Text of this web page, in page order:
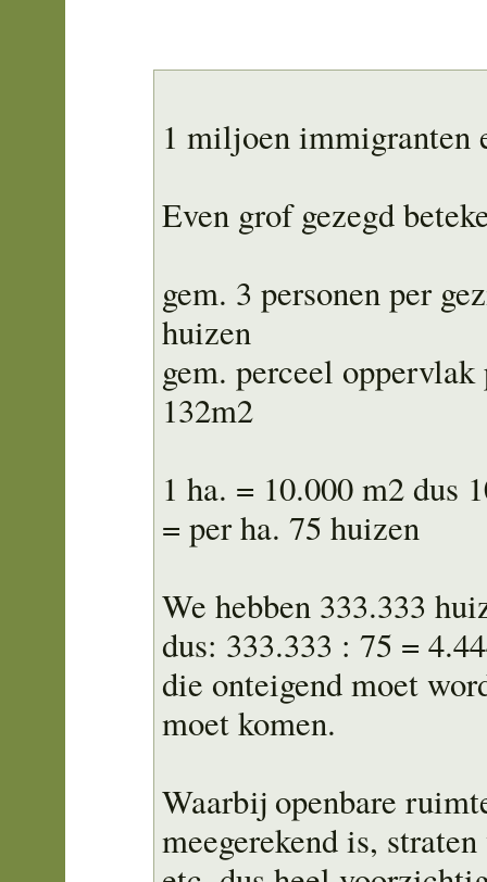
1 miljoen immigranten
Even grof gezegd
gem. 3 personen per
huizen
gem. perceel
132m2
1 ha. = 10.000 m2 dus
= per ha. 75 huizen
We hebben 333.333
dus: 333.333 : 75 =
die onteigend moet
moet komen.
Waarbij openbare
meegerekend is,